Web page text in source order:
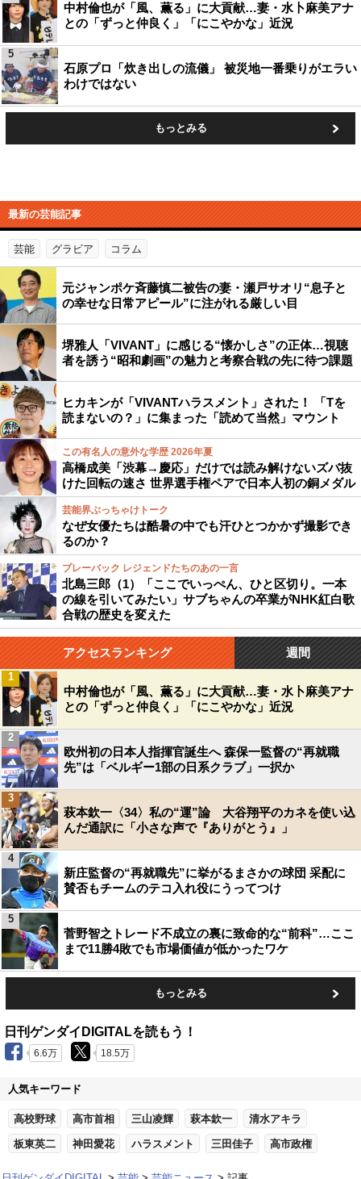
中村倫也が「風、薫る」に大貢献…妻・水卜麻美アナ
との「ずっと仲良く」「にこやかな」近況
石原プロ「炊き出しの流儀」 被災地一番乗りがエラい
わけではない
5
もっとみる
最新の芸能記事
芸能 グラビア コラム
元ジャンポケ斉藤慎二被告の妻・瀬戸サオリ“息子と
の幸せな日常アピール”に注がれる厳しい目
堺雅人「VIVANT」に感じる“懐かしさ”の正体…視聴
者を誘う“昭和劇画”の魅力と考察合戦の先に待つ課題
ヒカキンが「VIVANTハラスメント」された！ 「Tを
読まないの？」に集まった「読めて当然」マウント
この有名人の意外な学歴 2026年夏
高橋成美「渋幕→慶応」だけでは読み解けないズバ抜
けた回転の速さ 世界選手権ペアで日本人初の銅メダル
芸能界ぶっちゃけトーク
なぜ女優たちは酷暑の中でも汗ひとつかかず撮影でき
るのか？
プレーバック レジェンドたちのあの一言
北島三郎（1）「ここでいっぺん、ひと区切り。一本
の線を引いてみたい」サブちゃんの卒業がNHK紅白歌
合戦の歴史を変えた
アクセスランキング 週間
中村倫也が「風、薫る」に大貢献…妻・水卜麻美アナ
との「ずっと仲良く」「にこやかな」近況
1
欧州初の日本人指揮官誕生へ 森保一監督の“再就職
先”は「ベルギー1部の日系クラブ」一択か
2
萩本欽一〈34〉私の“運”論 大谷翔平のカネを使い込
んだ通訳に「小さな声で『ありがとう』」
3
新庄監督の“再就職先”に挙がるまさかの球団 采配に
賛否もチームのテコ入れ役にうってつけ
4
菅野智之トレード不成立の裏に致命的な“前科”…ここ
まで11勝4敗でも市場価値が低かったワケ
5
もっとみる
日刊ゲンダイDIGITALを読もう！
6.6万 18.5万
人気キーワード
高校野球 高市首相 三山凌輝 萩本欽一 清水アキラ
板東英二 神田愛花 ハラスメント 三田佳子 高市政権